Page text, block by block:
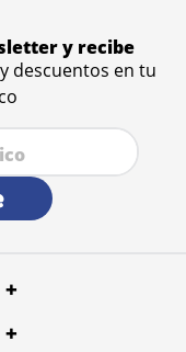
y recibe
descuentos en tu
+
+